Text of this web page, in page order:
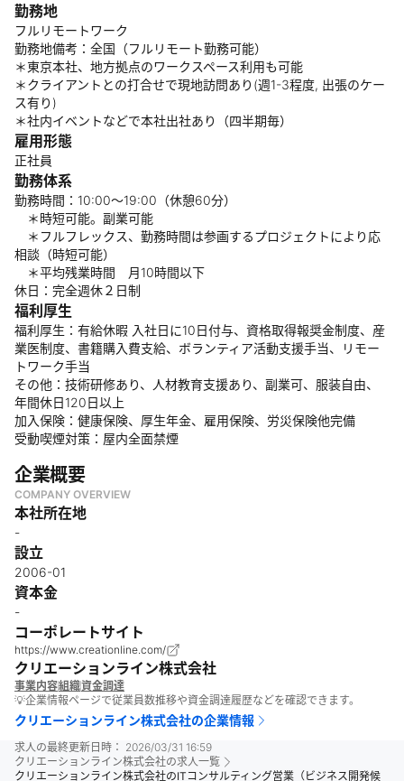
勤務地
フルリモートワーク
勤務地備考：全国（フルリモート勤務可能）
＊東京本社、地方拠点のワークスペース利用も可能
＊クライアントとの打合せで現地訪問あり(週1-3程度, 出張のケー
ス有り)
＊社内イベントなどで本社出社あり（四半期毎）
雇用形態
正社員
勤務体系
勤務時間：10:00～19:00（休憩60分）
＊時短可能。副業可能
＊フルフレックス、勤務時間は参画するプロジェクトにより応
相談（時短可能）
＊平均残業時間 月10時間以下
休日：完全週休２日制
福利厚生
福利厚生：有給休暇 入社日に10日付与、資格取得報奨金制度、産
業医制度、書籍購入費支給、ボランティア活動支援手当、リモー
トワーク手当
その他：技術研修あり、人材教育支援あり、副業可、服装自由、
年間休日120日以上
加入保険：健康保険、厚生年金、雇用保険、労災保険他完備
受動喫煙対策：屋内全面禁煙
企業概要
COMPANY OVERVIEW
本社所在地
-
設立
2006-01
資本金
-
コーポレートサイト
https://www.creationline.com/
クリエーションライン株式会社
事業内容組織資金調達
💡企業情報ページで従業員数推移や資金調達履歴などを確認できます。
クリエーションライン株式会社の企業情報
求人の最終更新日時： 2026/03/31 16:59
クリエーションライン株式会社の求人一覧
クリエーションライン株式会社のITコンサルティング営業（ビジネス開発候